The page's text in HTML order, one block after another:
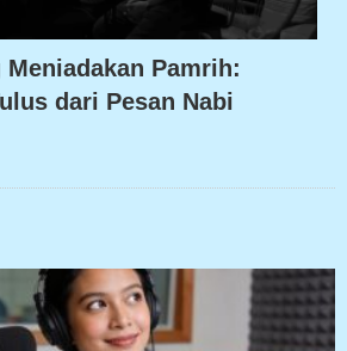
Pamrih:
dari Pesan Nabi